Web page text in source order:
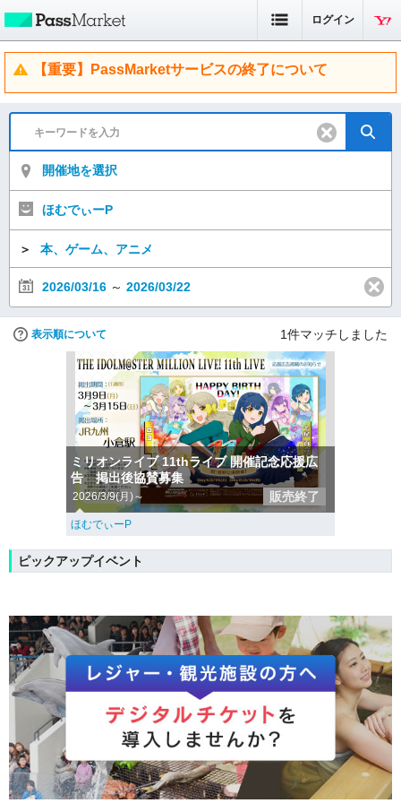
ログイン
【重要】PassMarketサービスの終了について
開催地を選択
ほむでぃーP
＞ 本、ゲーム、アニメ
2026/03/16 ～ 2026/03/22
表示順について 1件マッチしました
ミリオンライブ 11thライブ 開催記念応援広
告 掲出後協賛募集
2026/3/9(月)～ 販売終了
ほむでぃーP
ピックアップイベント